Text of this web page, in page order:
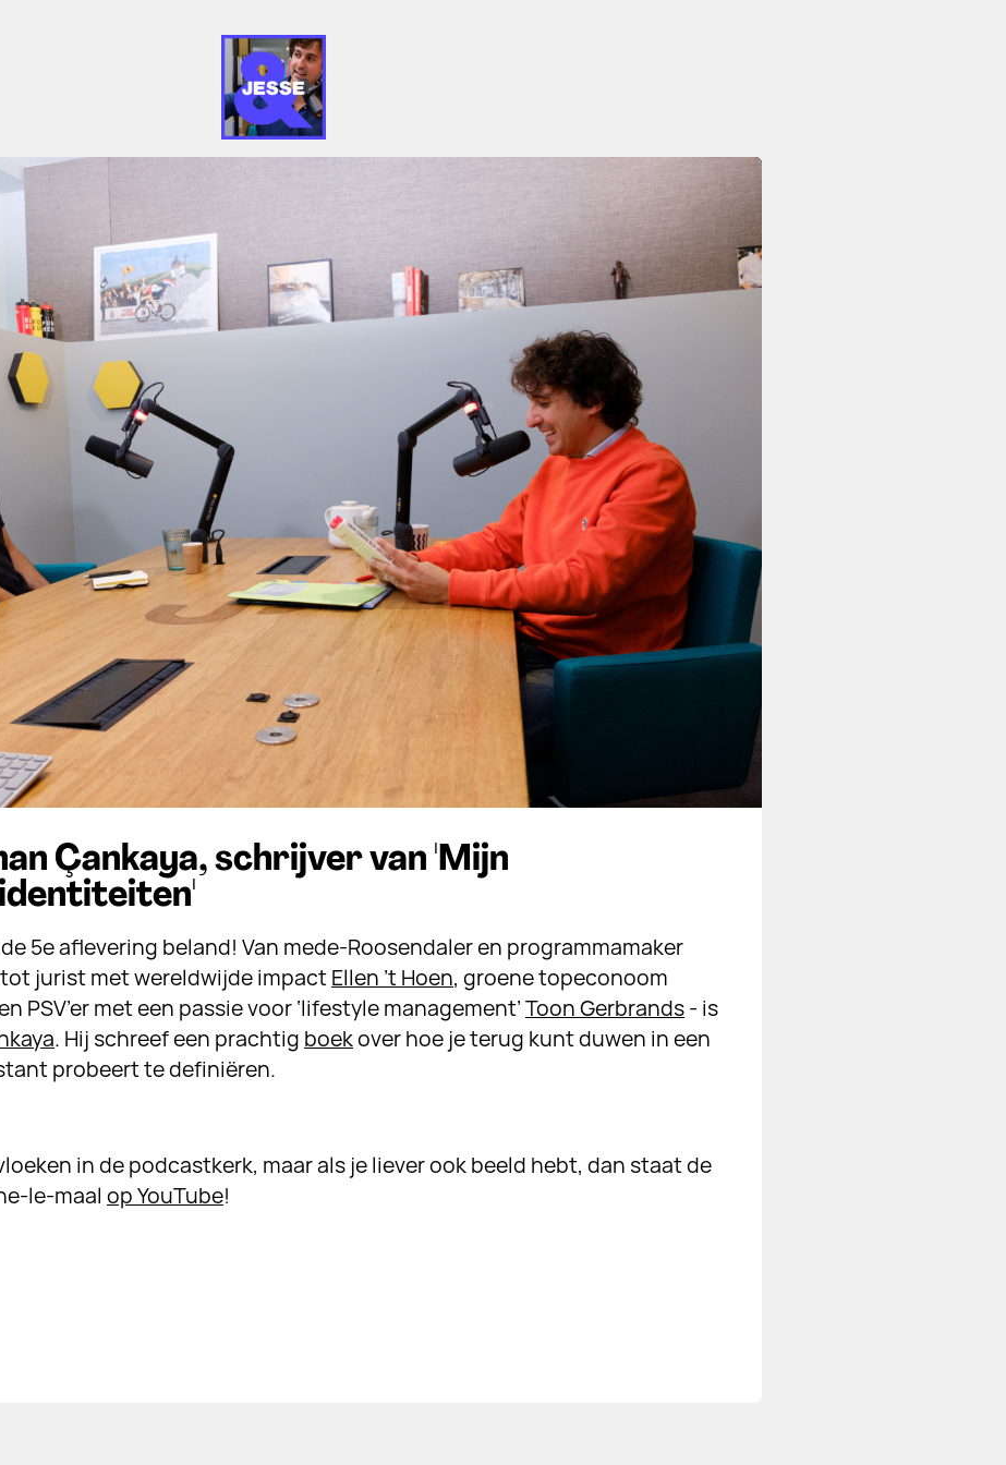
Jesse&
Çankaya, schrijver van 'Mijn
5e aflevering beland! Van mede-Roosendaler en programmamaker
jurist met wereldwijde impactEllen ’t Hoen, groene topeconoom
PSV’er met een passie voor ‘lifestyle management’Toon Gerbrands- is
. Hij schreef een prachtig boekover hoe je terug kunt duwen in een
probeert te definiëren.
in de podcastkerk, maar als je liever ook beeld hebt, dan staat de
le-maal op YouTube!